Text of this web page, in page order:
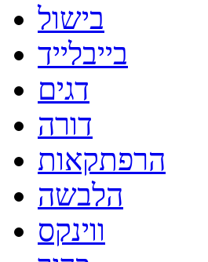
בישול
בייבלייד
דגים
דורה
הרפתקאות
הלבשה
ווינקס